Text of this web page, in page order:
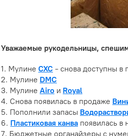
Уважаемые рукодельницы,
1. Мулине CXC - снова доступны в
2. Мулине DMC
3. Мулине Airo и Royal
4. Снова появилась в продаже
5. Пополнили запасы
6. Пластиковая канва появилась в
7. Бюджетные органайзеры с